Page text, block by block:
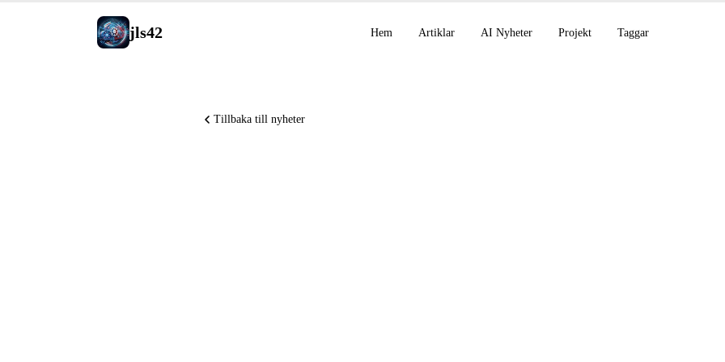
jls42 Hem Artiklar AI Nyheter Projekt Taggar
Tillbaka till nyheter